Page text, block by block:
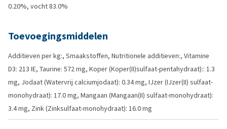
0.20%, vocht 83.0%
Toevoegingsmiddelen
Additieven per kg:, Smaakstoffen, Nutritionele additieven:, Vitamine
D3: 213 IE, Taurine: 572 mg, Koper (Koper(II)sulfaat-pentahydraat):: 1.3
mg, Jodaat (Watervrij calciumjodaat): 0.34 mg, IJzer (IJzer(II) sulfaat-
monohydraat): 17.0 mg, Mangaan (Mangaan(II) sulfaat-monohydraat):
3.4 mg, Zink (Zinksulfaat-monohydraat): 16.0 mg